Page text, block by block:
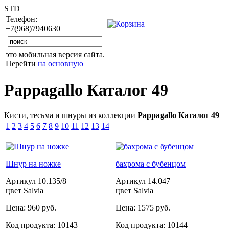
STD
Телефон:
+7(968)7940630
это мобильная версия сайта.
Перейти на основную
Pappagallo Каталог 49
Кисти, тесьма и шнуры из коллекции Pappagallo Каталог 49
1 2 3 4 5 6 7 8 9 10 11 12 13 14
Шнур на ножке
Артикул 10.135/8
цвет Salvia
Цена: 960 руб.
Код продукта: 10143
бахрома с бубенцом
Артикул 14.047
цвет Salvia
Цена: 1575 руб.
Код продукта: 10144